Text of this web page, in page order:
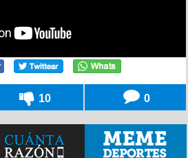
10 0